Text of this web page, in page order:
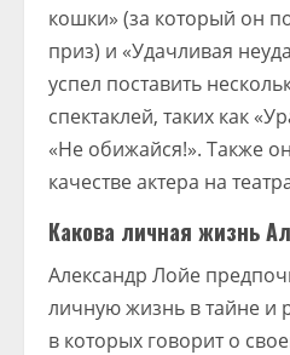
кошки» (за который он
приз) и «Удачливая
успел поставить
спектаклей, таких как
«Не обижайся!». Также
качестве актера на
Какова личная жизнь
Александр Лойе
личную жизнь в тайне и
в которых говорит о